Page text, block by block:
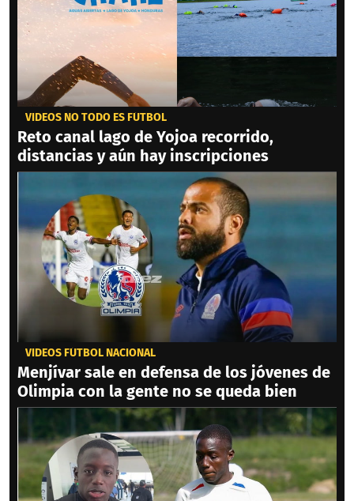
VIDEOS NO TODO ES FÚTBOL
Reto canal lago de Yojoa recorrido,
distancias y aún hay inscripciones
VIDEOS FÚTBOL NACIONAL
Menjívar sale en defensa de los jóvenes de
Olimpia con la gente no se queda bien